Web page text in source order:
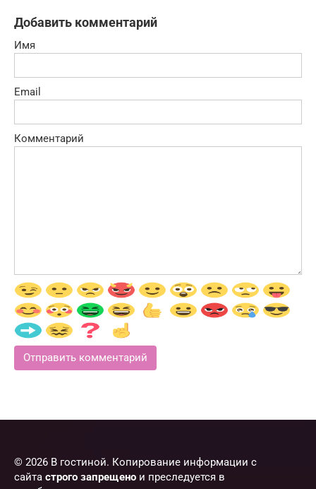
Добавить комментарий
Имя
Email
Комментарий
© 2026 В гостиной. Копирование информации с
сайта строго запрещено и преследуется в